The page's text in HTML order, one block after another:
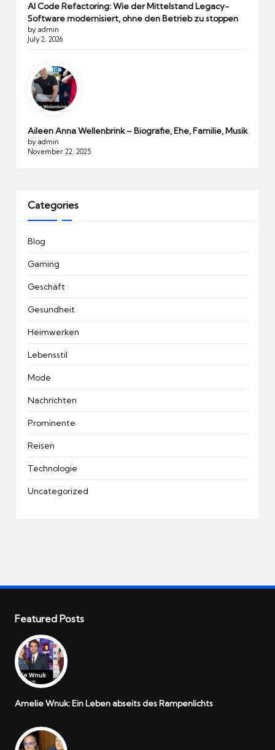
AI Code Refactoring: Wie der Mittelstand Legacy-
Software modernisiert, ohne den Betrieb zu stoppen
by admin
July 2, 2026
Aileen Anna Wellenbrink – Biografie, Ehe, Familie, Musik
by admin
November 22, 2025
Categories
Blog
Gaming
Geschäft
Gesundheit
Heimwerken
Lebensstil
Mode
Nachrichten
Prominente
Reisen
Technologie
Uncategorized
Featured Posts
Amelie Wnuk: Ein Leben abseits des Rampenlichts